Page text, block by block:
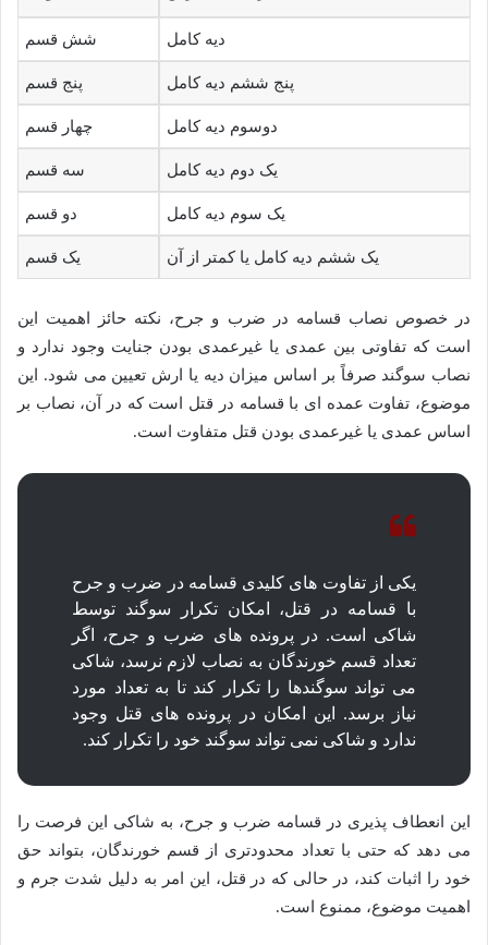
دیه کامل شش قسم
پنج ششم دیه کامل پنج قسم
دوسوم دیه کامل چهار قسم
یک دوم دیه کامل سه قسم
یک سوم دیه کامل دو قسم
یک ششم دیه کامل یا کمتر از آن یک قسم
در خصوص نصاب قسامه در ضرب و جرح، نکته حائز اهمیت این
است که تفاوتی بین عمدی یا غیرعمدی بودن جنایت وجود ندارد و
نصاب سوگند صرفاً بر اساس میزان دیه یا ارش تعیین می شود. این
موضوع، تفاوت عمده ای با قسامه در قتل است که در آن، نصاب بر
اساس عمدی یا غیرعمدی بودن قتل متفاوت است.
یکی از تفاوت های کلیدی قسامه در ضرب و جرح
با قسامه در قتل، امکان تکرار سوگند توسط
شاکی است. در پرونده های ضرب و جرح، اگر
تعداد قسم خورندگان به نصاب لازم نرسد، شاکی
می تواند سوگندها را تکرار کند تا به تعداد مورد
نیاز برسد. این امکان در پرونده های قتل وجود
ندارد و شاکی نمی تواند سوگند خود را تکرار کند.
این انعطاف پذیری در قسامه ضرب و جرح، به شاکی این فرصت را
می دهد که حتی با تعداد محدودتری از قسم خورندگان، بتواند حق
خود را اثبات کند، در حالی که در قتل، این امر به دلیل شدت جرم و
اهمیت موضوع، ممنوع است.